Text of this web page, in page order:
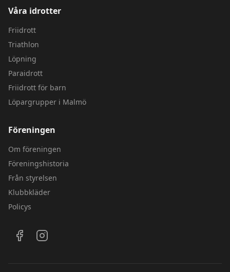
Våra idrotter
Friidrott
Triathlon
Löpning
Paraidrott
Friidrott för barn
Löpargrupper i Malmö
Föreningen
Om föreningen
Föreningshistoria
Från styrelsen
Klubbkläder
Policys
Följ oss på sociala medier